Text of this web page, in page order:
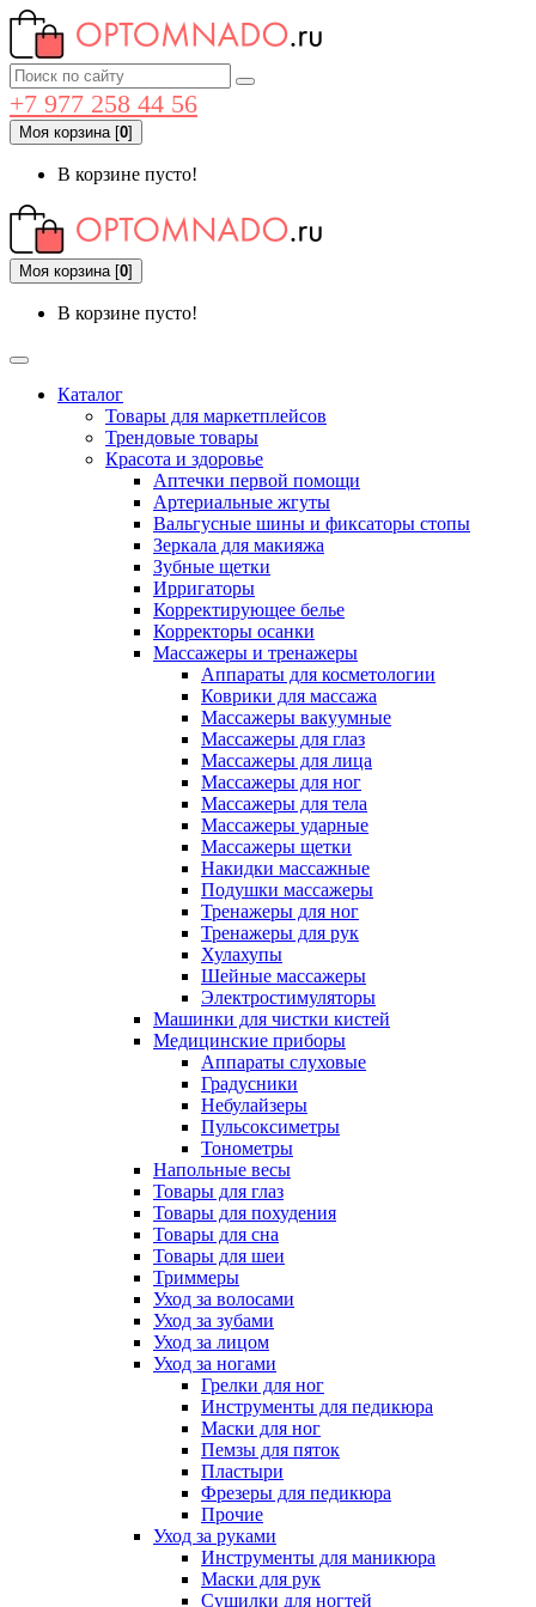
+7 977 258 44 56
Моя корзина[0]
В корзине пусто!
Моя корзина[0]
В корзине пусто!
Каталог
Товары для маркетплейсов
Трендовые товары
Красота и здоровье
Аптечки первой помощи
Артериальные жгуты
Вальгусные шины и фиксаторы стопы
Зеркала для макияжа
Зубные щетки
Ирригаторы
Корректирующее белье
Корректоры осанки
Массажеры и тренажеры
Аппараты для косметологии
Коврики для массажа
Массажеры вакуумные
Массажеры для глаз
Массажеры для лица
Массажеры для ног
Массажеры для тела
Массажеры ударные
Массажеры щетки
Накидки массажные
Подушки массажеры
Тренажеры для ног
Тренажеры для рук
Хулахупы
Шейные массажеры
Электростимуляторы
Машинки для чистки кистей
Медицинские приборы
Аппараты слуховые
Градусники
Небулайзеры
Пульсоксиметры
Тонометры
Напольные весы
Товары для глаз
Товары для похудения
Товары для сна
Товары для шеи
Триммеры
Уход за волосами
Уход за зубами
Уход за лицом
Уход за ногами
Грелки для ног
Инструменты для педикюра
Маски для ног
Пемзы для пяток
Пластыри
Фрезеры для педикюра
Прочие
Уход за руками
Инструменты для маникюра
Маски для рук
Сушилки для ногтей